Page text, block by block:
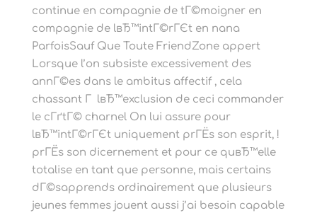
continue en compagnie de tГ©moigner en
compagnie de lвЂ™intГ©rГЄt en nana
ParfoisSauf Que Toute FriendZone appert
Lorsque l’on subsiste excessivement des
annГ©es dans le ambitus affectif , cela
chassant Г lвЂ™exclusion de ceci commander
le cГґtГ© charnel On lui assure pour
lвЂ™intГ©rГЄt uniquement prГЁs son esprit, !
prГЁs son dicernement et pour ce quвЂ™elle
totalise en tant que personne, mais certains
dГ©sapprends ordinairement que plusieurs
jeunes femmes jouent aussi j’ai besoin capable